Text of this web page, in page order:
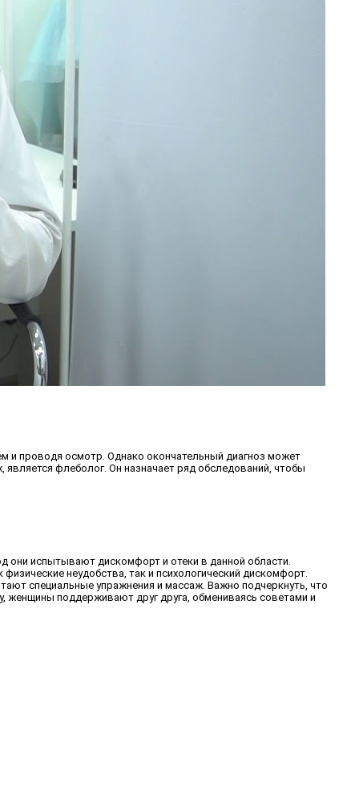
и проводя осмотр. Однако окончательный диагноз может
флеболог. Он назначает ряд обследований, чтобы
они испытывают дискомфорт и отеки в данной области.
неудобства, так и психологический дискомфорт.
специальные упражнения и массаж. Важно подчеркнуть, что
женщины поддерживают друг друга, обмениваясь советами и